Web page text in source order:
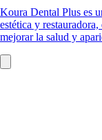
Koura Dental Plus es
estética y
mejorar la salud y